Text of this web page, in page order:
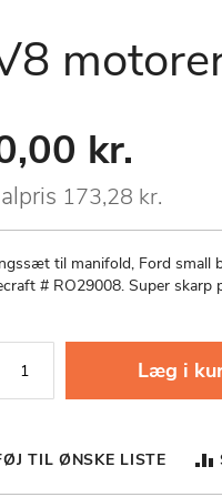
kr.
173,28 kr.
til manifold, Ford small
# RO29008. Super skarp
Læg i
TIL ØNSKE LISTE